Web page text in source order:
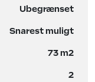
Ubegrænset
Snarest muligt
73 m2
2